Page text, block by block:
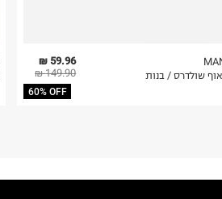
59.96 ₪
149.90 ₪
60% OFF
שולדרס / בנות